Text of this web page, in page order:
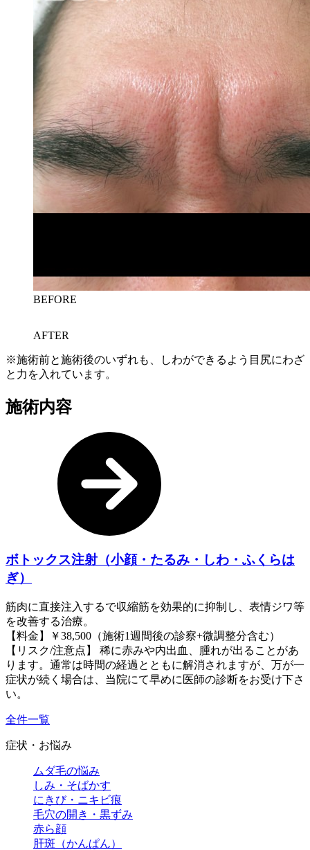
BEFORE
AFTER
※施術前と施術後のいずれも、しわができるよう目尻にわざ
と力を入れています。
施術内容
ボトックス注射（小顔・たるみ・しわ・ふくらは
ぎ）
筋肉に直接注入するで収縮筋を効果的に抑制し、表情ジワ等
を改善する治療。
【料金】￥38,500（施術1週間後の診察+微調整分含む）
【リスク/注意点】 稀に赤みや内出血、腫れが出ることがあ
ります。通常は時間の経過とともに解消されますが、万が一
症状が続く場合は、当院にて早めに医師の診断をお受け下さ
い。
全件一覧
症状・お悩み
ムダ毛の悩み
しみ・そばかす
にきび・ニキビ痕
毛穴の開き・黒ずみ
赤ら顔
肝斑（かんぱん）